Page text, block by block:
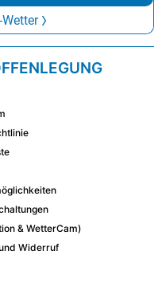
& WetterCam)
Widerruf